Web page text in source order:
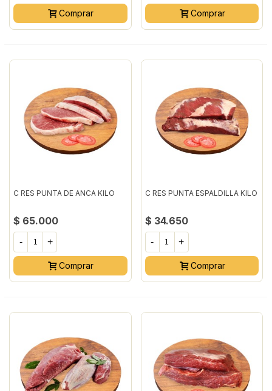
Comprar Comprar
C RES PUNTA DE ANCA KILO
$ 65.000
- +
Comprar
C RES PUNTA ESPALDILLA KILO
$ 34.650
- +
Comprar